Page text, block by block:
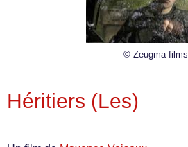
© Zeugma films
Héritiers (Les)